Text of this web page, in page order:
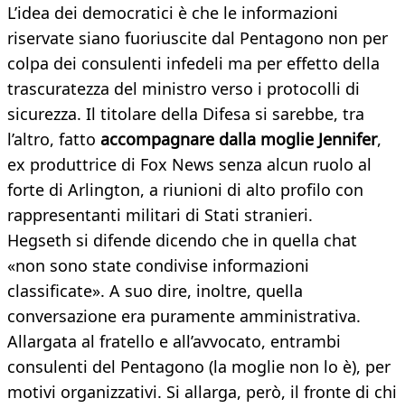
L’idea dei democratici è che le informazioni
riservate siano fuoriuscite dal Pentagono non per
colpa dei consulenti infedeli ma per effetto della
trascuratezza del ministro verso i protocolli di
sicurezza. Il titolare della Difesa si sarebbe, tra
l’altro, fatto accompagnare dalla moglie Jennifer,
ex produttrice di Fox News senza alcun ruolo al
forte di Arlington, a riunioni di alto profilo con
rappresentanti militari di Stati stranieri.
Hegseth si difende dicendo che in quella chat
«non sono state condivise informazioni
classificate». A suo dire, inoltre, quella
conversazione era puramente amministrativa.
Allargata al fratello e all’avvocato, entrambi
consulenti del Pentagono (la moglie non lo è), per
motivi organizzativi. Si allarga, però, il fronte di chi